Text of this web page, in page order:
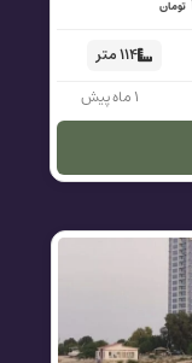
تومان
۱۱۴ متر
۱ ماه پیش